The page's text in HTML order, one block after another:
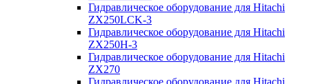
Гидравлическое оборудование для Hitachi
ZX250LCK-3
Гидравлическое оборудование для Hitachi
ZX250Н-3
Гидравлическое оборудование для Hitachi
ZX270
Гидравлическое оборудование для Hitachi